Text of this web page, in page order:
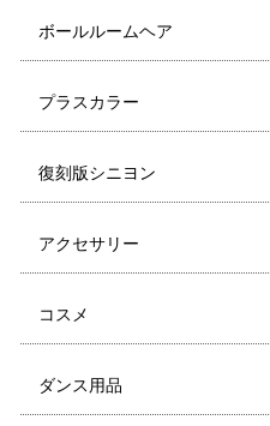
ボールルームヘア
プラスカラー
復刻版シニヨン
アクセサリー
コスメ
ダンス用品